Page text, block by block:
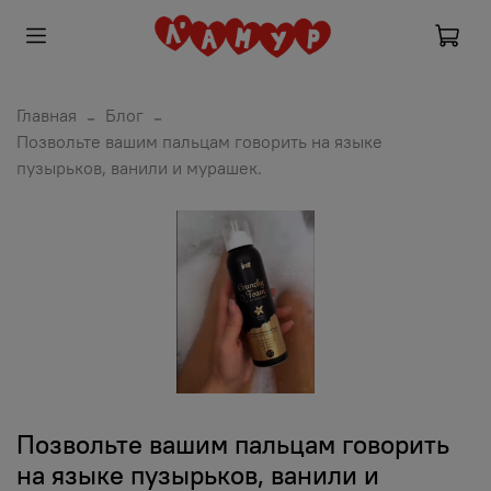
Главная
Блог
Позвольте вашим пальцам говорить на языке
пузырьков, ванили и мурашек.
Позвольте вашим пальцам говорить
на языке пузырьков, ванили и